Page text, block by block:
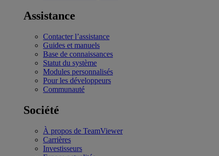
Assistance
Contacter l’assistance
Guides et manuels
Base de connaissances
Statut du système
Modules personnalisés
Pour les développeurs
Communauté
Société
À propos de TeamViewer
Carrières
Investisseurs